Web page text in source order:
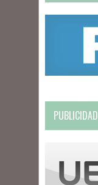
PUBLICIDAD